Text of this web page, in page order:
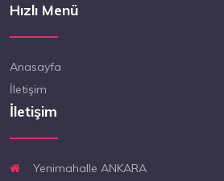
Hızlı Menü
Anasayfa
İletişim
İletişim
Yenimahalle ANKARA